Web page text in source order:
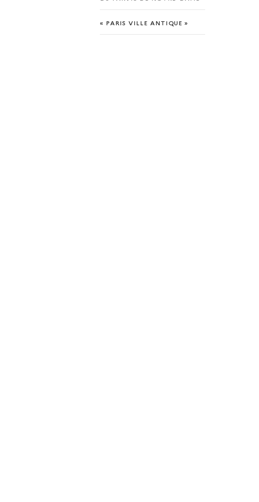
« PARIS VILLE ANTIQUE »